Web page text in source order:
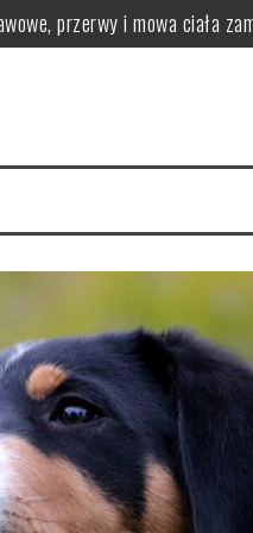
przerwy i mowa ciała
i zasady pierwszego
— instynkt, znakowanie
zapachowa i